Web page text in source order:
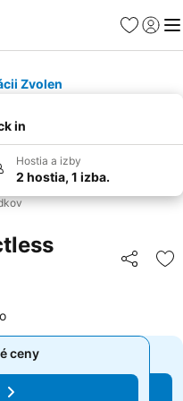
Obľúbené
Zvolen
in
Hostia a izby
2 hostia, 1 izba.
Zdieľať
ceny
ceny